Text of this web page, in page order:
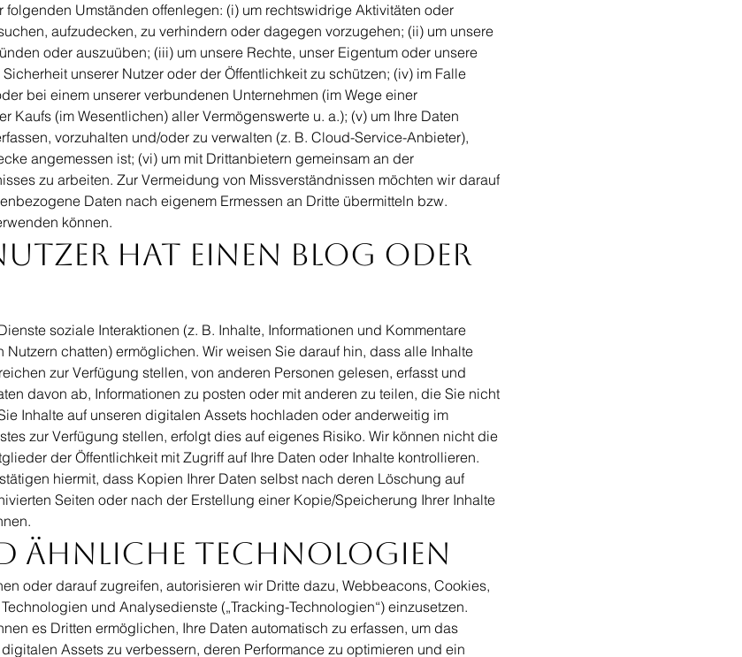
folgenden Umständen offenlegen: (i) um rechtswidrige Aktivitäten oder
aufzudecken, zu verhindern oder dagegen vorzugehen; (ii) um unsere
oder auszuüben; (iii) um unsere Rechte, unser Eigentum oder unsere
unserer Nutzer oder der Öffentlichkeit zu schützen; (iv) im Falle
bei einem unserer verbundenen Unternehmen (im Wege einer
Kaufs (im Wesentlichen) aller Vermögenswerte u. a.); (v) um Ihre Daten
vorzuhalten und/oder zu verwalten (z. B. Cloud-Service-Anbieter),
angemessen ist; (vi) um mit Drittanbietern gemeinsam an der
zu arbeiten. Zur Vermeidung von Missverständnissen möchten wir darauf
Daten nach eigenem Ermessen an Dritte übermitteln bzw.
können.
hat einen Blog oder
soziale Interaktionen (z. B. Inhalte, Informationen und Kommentare
chatten) ermöglichen. Wir weisen Sie darauf hin, dass alle Inhalte
zur Verfügung stellen, von anderen Personen gelesen, erfasst und
davon ab, Informationen zu posten oder mit anderen zu teilen, die Sie nicht
Inhalte auf unseren digitalen Assets hochladen oder anderweitig im
zur Verfügung stellen, erfolgt dies auf eigenes Risiko. Wir können nicht die
der Öffentlichkeit mit Zugriff auf Ihre Daten oder Inhalte kontrollieren.
hiermit, dass Kopien Ihrer Daten selbst nach deren Löschung auf
Seiten oder nach der Erstellung einer Kopie/Speicherung Ihrer Inhalte
ähnliche Technologien
oder darauf zugreifen, autorisieren wir Dritte dazu, Webbeacons, Cookies,
und Analysedienste („Tracking-Technologien“) einzusetzen.
es Dritten ermöglichen, Ihre Daten automatisch zu erfassen, um das
Assets zu verbessern, deren Performance zu optimieren und ein